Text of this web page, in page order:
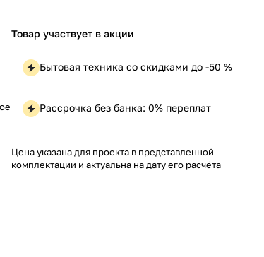
Товар участвует в акции
Бытовая техника со скидками до -50 %
Рассрочка без банка: 0% переплат
Цена указана для проекта в представленной
комплектации и актуальна на дату его расчёта